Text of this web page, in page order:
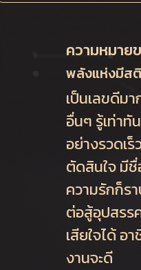
ความหมาย
พลังแห่งมีส
เป็นเลขดีม
อื่นๆ รู้เท่าทั
อย่างรวดเ
ตัดสินใจ มี
ความรักก็ร
ต่อสู้อุปสรร
เสียใจได้
งานจะดี